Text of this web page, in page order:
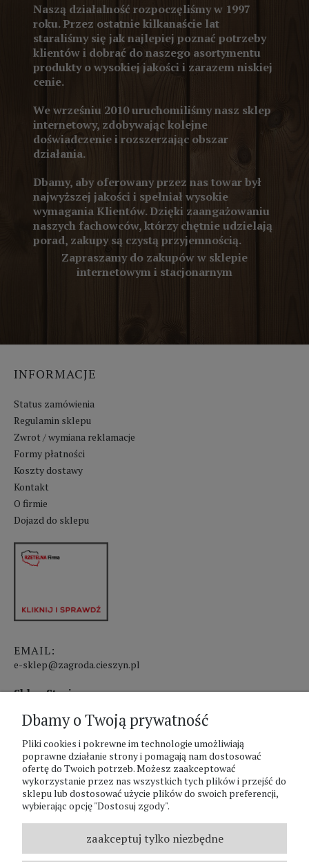
Naszą działalność rozpoczęliśmy w 1997
roku. Przez ostatnie kilkanaście lat
staraliśmy się jak najlepiej poznać potrzeby
klientów i dobrać do naszego asortymentu
produkty o wysokiej jakości i zarazem niskiej
cenie.
We wrześniu 2010 uruchomiliśmy nasz sklep
internetowy, zdobywając kolejne
doświadczenie i rozszerzając obszar
działania.
Dbamy, aby oferowany przez nas towar był
najwyższej jakości i spełniał wysokie
wymagania Klientów. Dzięki zaangażowaniu
naszych fachowców, którzy chętnie udzielają
porad, zakupy są czystą przyjemnością.
Zapraszamy do zakupów w sklepie
internetowym i stacjonarnym
INFORMACJE
Status zamówienia
Regulamin sklepu
Zwrot / wymiana reklamacje
Formy płatności
Koszty dostawy
Kontakt
O firmie
Dojazd do sklepu
EMAIL:
e-sklep@zagroda.cieszyn.pl
Sklep Stacjonarny czynny:
pon.-pt. 8:00 - 17:00
sobota 8:00 - 13:00
PHU Zagroda A.Szlaur
ZAGRODA Centrum Ogrodnicze
UL. Hallera 116A
REGON: 070797952
Dbamy o Twoją prywatność
Pliki cookies i pokrewne im technologie umożliwiają
poprawne działanie strony i pomagają nam dostosować
ofertę do Twoich potrzeb. Możesz zaakceptować
wykorzystanie przez nas wszystkich tych plików i przejść do
sklepu lub dostosować użycie plików do swoich preferencji,
wybierając opcję "Dostosuj zgody".
zaakceptuj tylko niezbędne